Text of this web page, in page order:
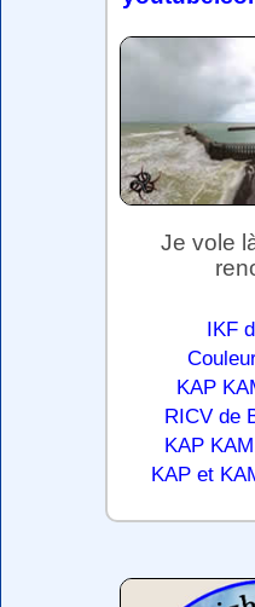
Je vole
IKF
KAP
RICV de
KAP
KAP et